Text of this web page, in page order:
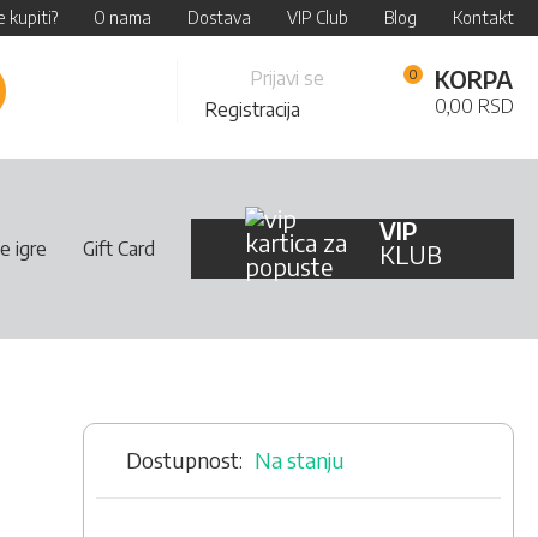
kupiti? O nama Dostava VIP Club Blog Kontakt
Content
Prijavi se
Registracija
KORPA
0,00 RSD
igre Gift Card
VIP
KLUB
Na stanju